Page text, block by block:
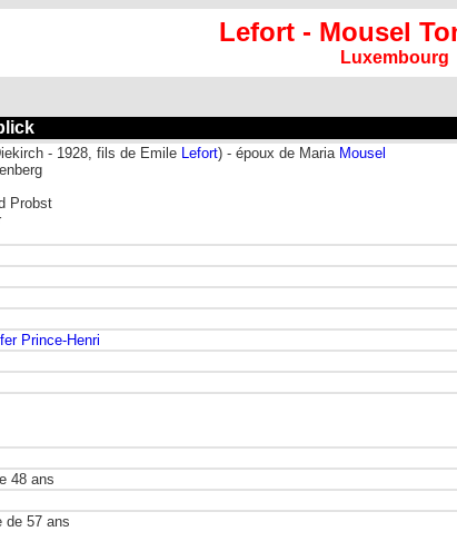
Lefort - Mousel
Luxembourg
- 1928, fils de Emile Lefort) - époux de Maria Mousel
Probst
Prince-Henri
48 ans
de 57 ans